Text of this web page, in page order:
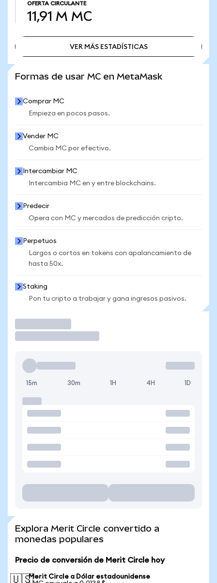
OFERTA CIRCULANTE
11,91 M MC
VER MÁS ESTADÍSTICAS
Formas de usar MC en MetaMask
Comprar MC
Empieza en pocos pasos.
Vender MC
Cambia MC por efectivo.
Intercambiar MC
Intercambia MC en y entre blockchains.
Predecir
Opera con MC y mercados de predicción cripto.
Perpetuos
Largos o cortos en tokens con apalancamiento de
hasta 50x.
Staking
Pon tu cripto a trabajar y gana ingresos pasivos.
15m 30m 1H 4H 1D
Explora Merit Circle convertido a
monedas populares
Precio de conversión de Merit Circle hoy
🇺🇸Merit Circle a Dólar estadounidense